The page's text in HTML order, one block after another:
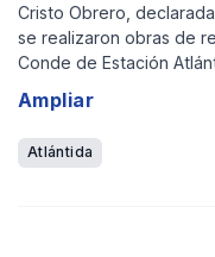
Cristo Obrero,
se realizaron obras de
Conde de Estación
frente al Centro de
AFE).
Ampliar
Atlántida